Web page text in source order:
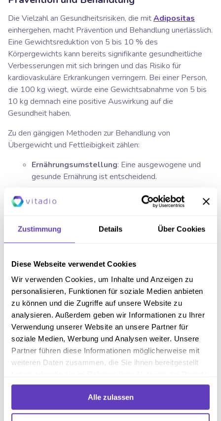
Zustimmung Details Über Cookies
Diese Webseite verwendet Cookies
Wir verwenden Cookies, um Inhalte und Anzeigen zu
personalisieren, Funktionen für soziale Medien anbieten
zu können und die Zugriffe auf unsere Website zu
analysieren. Außerdem geben wir Informationen zu Ihrer
Verwendung unserer Website an unsere Partner für
soziale Medien, Werbung und Analysen weiter. Unsere
Partner führen diese Informationen möglicherweise mit
weiteren Daten zusammen, die Sie ihnen bereitgestellt
gesammelt haben.
Alle zulassen
Die Vielzahl an Gesundheitsrisiken, die mitAdipositas
einhergehen, macht Prävention und Behandlung unerlässlich.
Eine Gewichtsreduktion von 5 bis 10 % des
Körpergewichts kann bereits signifikante gesundheitliche
Verbesserungen mit sich bringen und das Risiko für
kardiovaskuläre Erkrankungen verringern. Bei einer Person,
die 100 kg wiegt, würde eine Gewichtsabnahme von 5 bis
10 kg demnach eine positive Auswirkung auf die
Gesundheit haben.
Zu den gängigen Methoden zur Behandlung von
Übergewicht und Fettleibigkeit zählen:
Ernährungsumstellung: Eine ausgewogene und
gesunde Ernährung ist entscheidend.
Regelmäßige körperliche Betätigung
Bewegung sollte ein fester Bestandteil des Alltags
Schlafhygiene
: Ausreichend Schlaf unterstützt die
allgemeine Gesundheit.
Psychisches Wohlbefinden
wichtig.
5
Fazit
Adipositas stellt aufgrund der vielfältigen gesundheitlichen
Risiken eine ernsthafte Bedrohung dar. Die Erkrankung führt
nicht nur zu mechanischen Belastungen, wie
Gelenkproblemen und Schlafapnoe, sondern auch zu
Typ-2-Diabetes
Erkrankungen sowie mentale Erkrankungen.